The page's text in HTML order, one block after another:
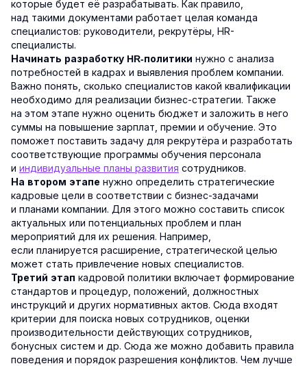
которые будет её разрабатывать. Как правило,
над такими документами работает целая команда
специалистов: руководители, рекрутёры, HR-
специалисты.
Начинать разработку HR-политики нужно с анализа
потребностей в кадрах и выявления проблем компании.
Важно понять, сколько специалистов какой квалификации
необходимо для реализации бизнес-стратегии. Также
на этом этапе нужно оценить бюджет и заложить в него
суммы на повышение зарплат, премии и обучение. Это
поможет поставить задачу для рекрутёра и разработать
соответствующие программы обучения персонала
и индивидуальные планы развития сотрудников.
На втором этапе нужно определить стратегические
кадровые цели в соответствии с бизнес-задачами
и планами компании. Для этого можно составить список
актуальных или потенциальных проблем и план
мероприятий для их решения. Например,
если планируется расширение, стратегической целью
может стать привлечение новых специалистов.
Третий этап кадровой политики включает формирование
стандартов и процедур, положений, должностных
инструкций и других нормативных актов. Сюда входят
критерии для поиска новых сотрудников, оценки
производительности действующих сотрудников,
бонусных систем и др. Сюда же можно добавить правила
поведения и порядок разрешения конфликтов. Чем лучше